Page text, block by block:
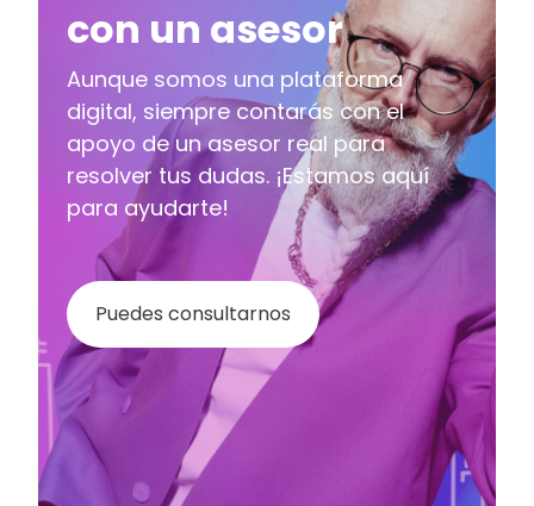
con un asesor
Aunque somos una plataforma
digital, siempre contarás con el
apoyo de un asesor real para
resolver tus dudas. ¡Estamos aquí
para ayudarte!
Puedes consultarnos